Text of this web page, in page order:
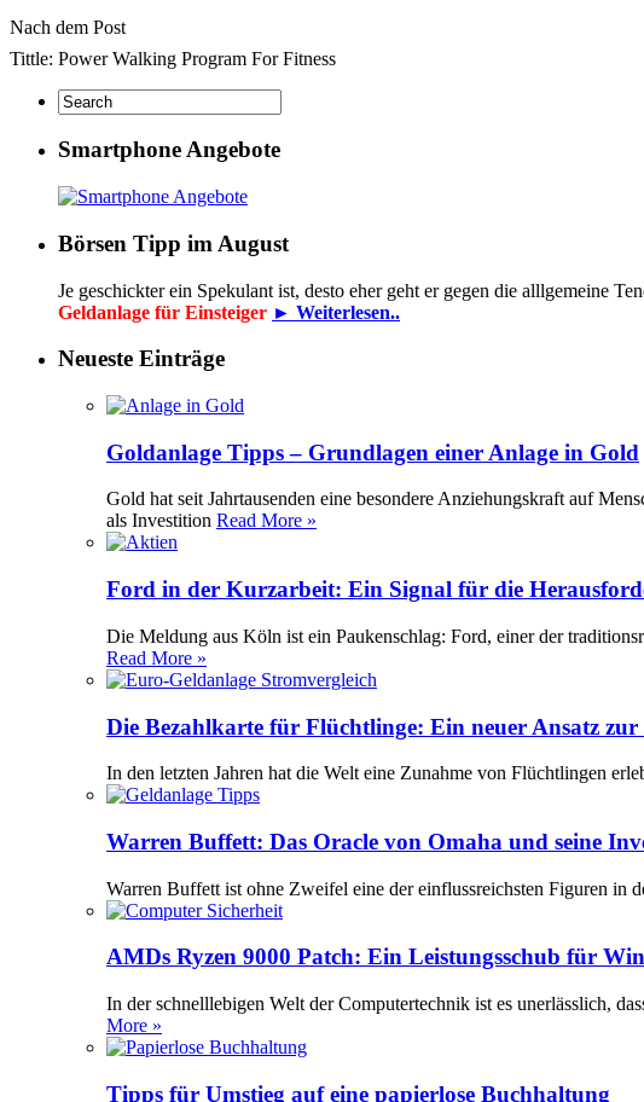
Nach dem Post
Tittle: Power Walking Program For Fitness
Smartphone Angebote
Börsen Tipp im August
Je geschickter ein Spekulant ist, desto eher geht er gegen die alllgemeine
Geldanlage für Einsteiger ► Weiterlesen..
Neueste Einträge
Goldanlage Tipps – Grundlagen einer Anlage in Gold
Gold hat seit Jahrtausenden eine besondere Anziehungskraft auf
als Investition Read More »
Ford in der Kurzarbeit: Ein Signal für die
Die Meldung aus Köln ist ein Paukenschlag: Ford, einer der
Read More »
Die Bezahlkarte für Flüchtlinge: Ein neuer Ansatz
In den letzten Jahren hat die Welt eine Zunahme von Flüchtlingen
Warren Buffett: Das Oracle von Omaha und seine
Warren Buffett ist ohne Zweifel eine der einflussreichsten Figuren in
AMDs Ryzen 9000 Patch: Ein Leistungsschub für
In der schnelllebigen Welt der Computertechnik ist es unerlässlich,
More »
Tipps für Umstieg auf eine papierlose Buchhaltung